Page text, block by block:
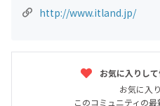
http://www.itland.jp/
お気に入りし
お気に入
このコミュニティの最